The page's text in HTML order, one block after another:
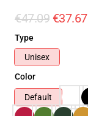
€47.09 €37.67
Type
Unisex
Color
Default